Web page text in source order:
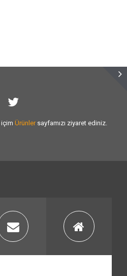
kalitesiniartırmak için var gücümüzle